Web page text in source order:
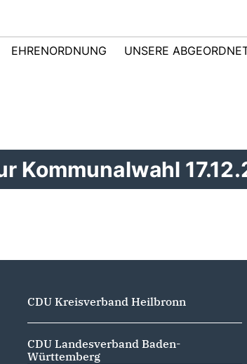
EHRENORDNUNG UNSERE
Kommunalwahl
CDU Kreisverband Heilbronn
CDU Landesverband Baden-
Württemberg